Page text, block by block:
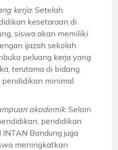
kerja: Setelah
kesetaraan di
siswa akan memiliki
ijazah sekolah
peluang kerja yang
terutama di bidang
minimal
akademik: Selain
pendidikan
Bandung juga
meningkatkan